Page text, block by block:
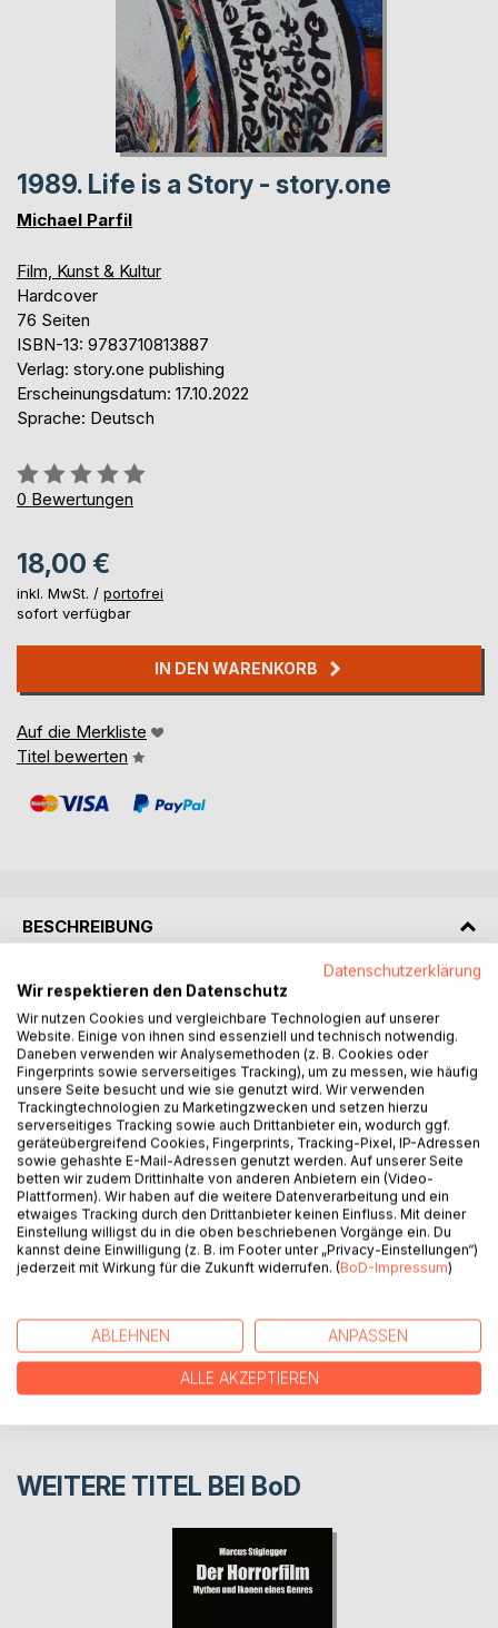
1989. Life is a Story - story.one
Michael Parfil
Film, Kunst & Kultur
Hardcover
76 Seiten
ISBN-13: 9783710813887
Verlag: story.one publishing
Erscheinungsdatum: 17.10.2022
Sprache: Deutsch
Bewertung::
0%
0 Bewertungen
18,00 €
inkl. MwSt. / portofrei
sofort verfügbar
IN DEN WARENKORB
Auf die Merkliste
Titel bewerten
BESCHREIBUNG
Lukas sucht nach Antworten in seiner Familiengeschichte,
Victor versteht nicht woher der Johnny Walker kommt und
Leila wird nie deutsch genug sein. Das Schicksalsjahr 1989
markiert den Wendepunkt für die in Deutschland lebenden
Menschen und wirft Fragen auf, dessen Antworten bis
heute Leerstellen hinterlassen. Was bleibt, ist ein Mosaik
aus Eindrücken, Erinnerungen und Geschichten, die in
Zukunft vielleicht zusammen ein Ganzes ergeben.
AUTOR/IN
PRESSESTIMMEN
REZENSIONEN
WEITERE TITEL BEI BoD
Datenschutzerklärung
Wir respektieren den Datenschutz
Wir nutzen Cookies und vergleichbare Technologien auf unserer
Website. Einige von ihnen sind essenziell und technisch notwendig.
Daneben verwenden wir Analysemethoden (z. B. Cookies oder
Fingerprints sowie serverseitiges Tracking), um zu messen, wie häufig
unsere Seite besucht und wie sie genutzt wird. Wir verwenden
Trackingtechnologien zu Marketingzwecken und setzen hierzu
serverseitiges Tracking sowie auch Drittanbieter ein, wodurch ggf.
geräteübergreifend Cookies, Fingerprints, Tracking-Pixel, IP-Adressen
sowie gehashte E-Mail-Adressen genutzt werden. Auf unserer Seite
betten wir zudem Drittinhalte von anderen Anbietern ein (Video-
Plattformen). Wir haben auf die weitere Datenverarbeitung und ein
etwaiges Tracking durch den Drittanbieter keinen Einfluss. Mit deiner
Einstellung willigst du in die oben beschriebenen Vorgänge ein. Du
kannst deine Einwilligung (z. B. im Footer unter „Privacy-Einstellungen“)
jederzeit mit Wirkung für die Zukunft widerrufen. (BoD-Impressum)
ABLEHNEN ANPASSEN
ALLE AKZEPTIEREN